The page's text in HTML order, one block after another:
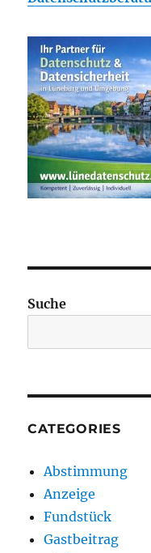
Suche
CATEGORIES
Abstimmung
Anzeige
Fundstück
Gastbeitrag